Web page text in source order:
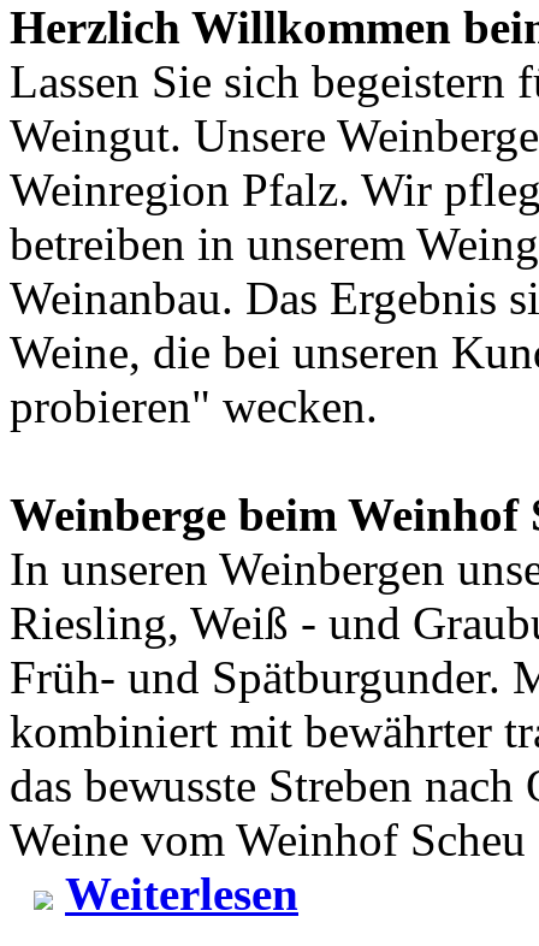
Herzlich Willkommen
Lassen Sie sich begeistern
Weingut. Unsere
Weinregion Pfalz. Wir
betreiben in unserem
Weinanbau. Das Ergebnis
Weine, die bei unseren
probieren" wecken.
Weinberge beim Weinhof
In unseren Weinbergen
Riesling, Weiß - und
Früh- und Spätburgunder.
kombiniert mit bewährter
das bewusste Streben
Weine vom Weinhof
Weiterlesen